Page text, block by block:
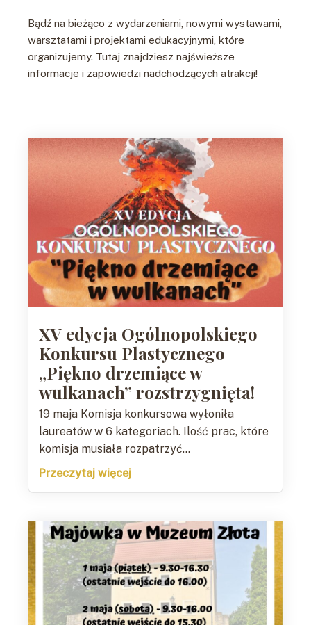
Bądź na bieżąco z wydarzeniami, nowymi wystawami,
warsztatami i projektami edukacyjnymi, które
organizujemy. Tutaj znajdziesz najświeższe
informacje i zapowiedzi nadchodzących atrakcji!
XV edycja Ogólnopolskiego
Konkursu Plastycznego
„Piękno drzemiące w
wulkanach” rozstrzygnięta!
19 maja Komisja konkursowa wyłoniła
laureatów w 6 kategoriach. Ilość prac, które
komisja musiała rozpatrzyć...
Przeczytaj więcej